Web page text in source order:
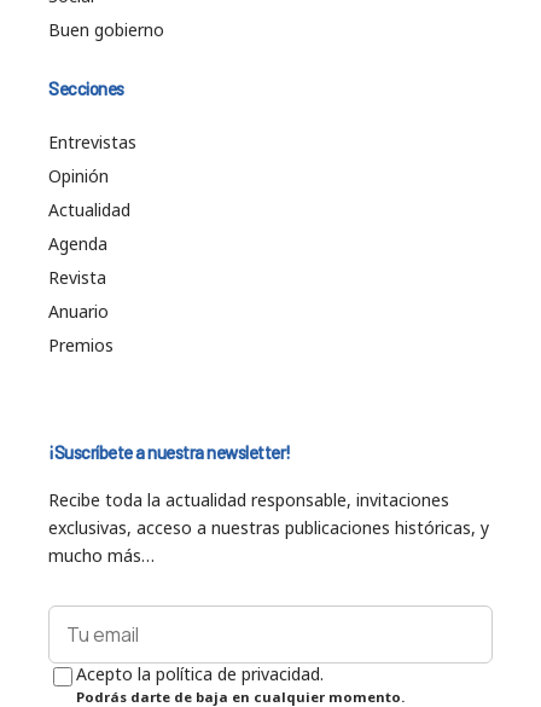
Buen gobierno
Secciones
Entrevistas
Opinión
Actualidad
Agenda
Revista
Anuario
Premios
¡Suscríbete a nuestra newsletter!
Recibe toda la actualidad responsable, invitaciones
exclusivas, acceso a nuestras publicaciones históricas, y
mucho más…
Acepto la política de privacidad.
Podrás darte de baja en cualquier momento.